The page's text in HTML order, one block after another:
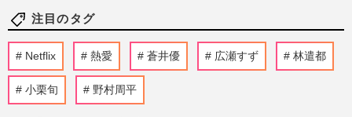
注目のタグ
Netflix 熱愛 蒼井優 広瀬すず 林遣都
小栗旬 野村周平